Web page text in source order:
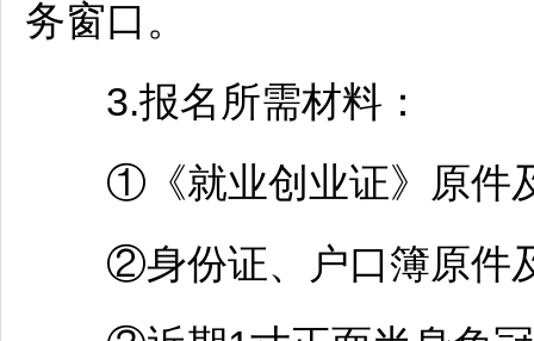
务窗口。
3.报名所需材料：
①《就业创业证》原件
②身份证、户口簿原件